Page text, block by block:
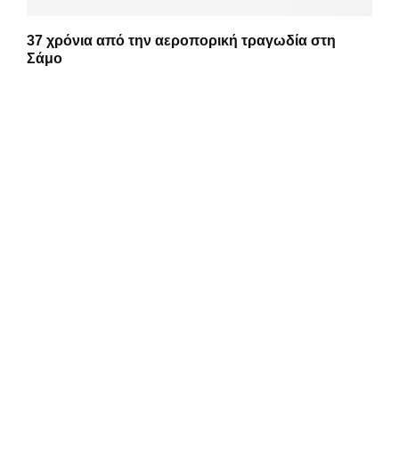
37 χρόνια από την αεροπορική τραγωδία στη
Σάμο